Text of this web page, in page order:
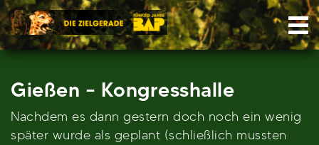
Skip
to
content
Gießen – Kongresshalle
Nachdem es dann gestern doch noch ein wenig
später wurde als geplant (schließlich mussten